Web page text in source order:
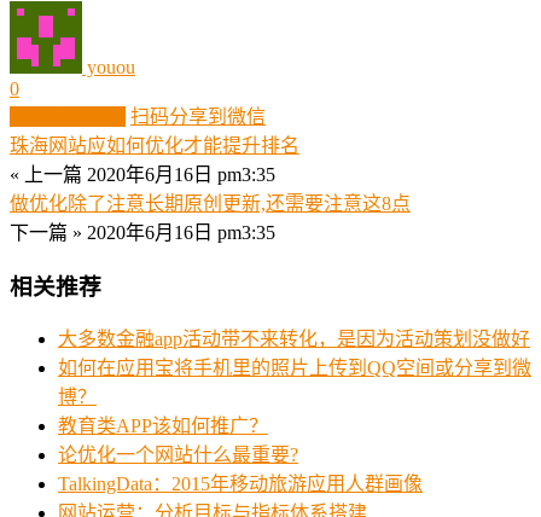
youou
0
扫码分享到微信
珠海网站应如何优化才能提升排名
« 上一篇 2020年6月16日 pm3:35
做优化除了注意长期原创更新,还需要注意这8点
下一篇 » 2020年6月16日 pm3:35
相关推荐
大多数金融app活动带不来转化，是因为活动策划没做好
如何在应用宝将手机里的照片上传到QQ空间或分享到微
博？
教育类APP该如何推广？
论优化一个网站什么最重要?
TalkingData：2015年移动旅游应用人群画像